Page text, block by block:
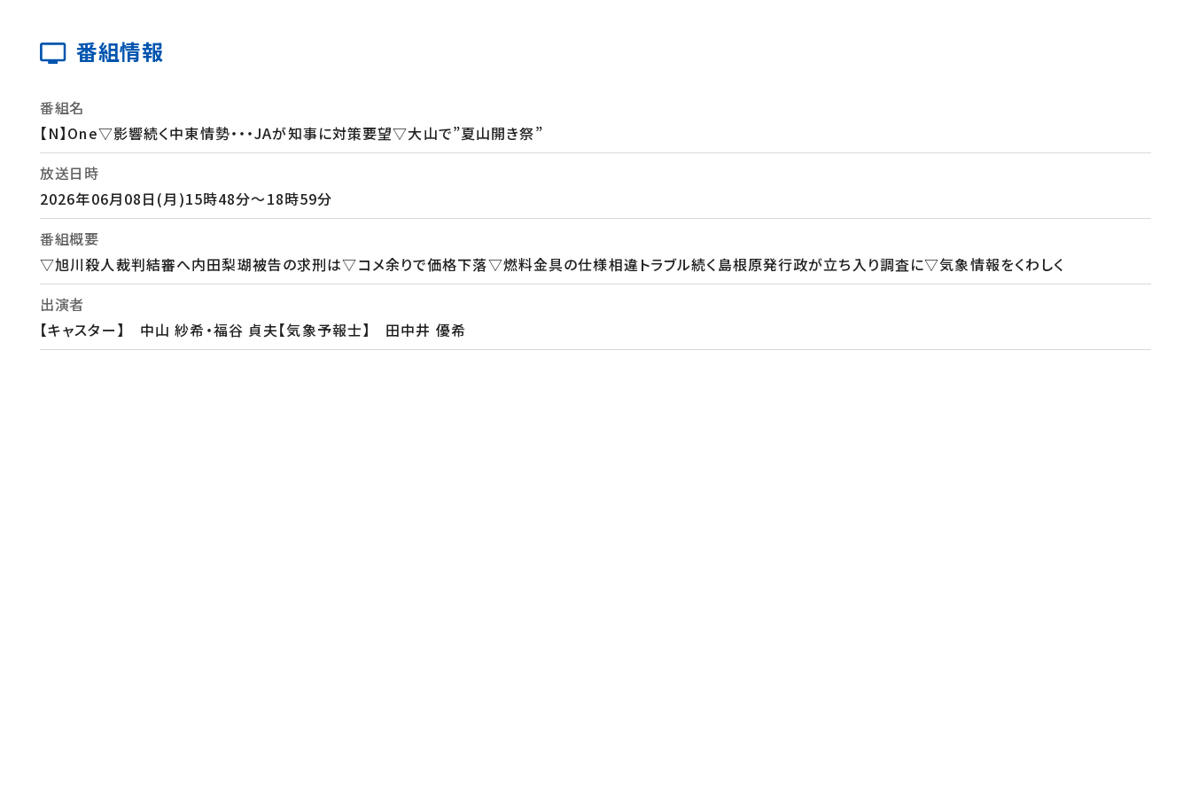
番組情報
番組名
【N】One▽影響続く中東情勢・・・JAが知事に対策要望▽大山で”夏山開き祭”
放送日時
2026年06月08日(月)15時48分～18時59分
番組概要
▽旭川殺人裁判結審へ内田梨瑚被告の求刑は▽コメ余りで価格下落▽燃料金具の仕様相違トラブル続く島根原発行政が立ち入り調査に▽気象情報をくわしく
出演者
【キャスター】 中山 紗希・福谷 貞夫【気象予報士】 田中井 優希